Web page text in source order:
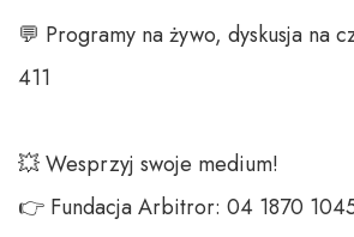
💬 Programy na żywo, dyskusja na
411
💥 Wesprzyj swoje medium!
👉 Fundacja Arbitror: 04 1870